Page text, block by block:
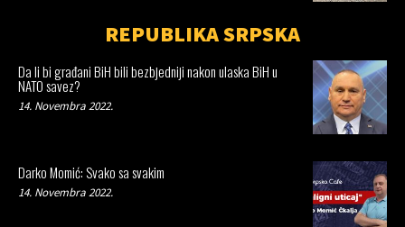
REPUBLIKA SRPSKA
Da li bi građani BiH bili bezbjedniji nakon ulaska BiH u
NATO savez?
14. Novembra 2022.
Darko Momić: Svako sa svakim
14. Novembra 2022.